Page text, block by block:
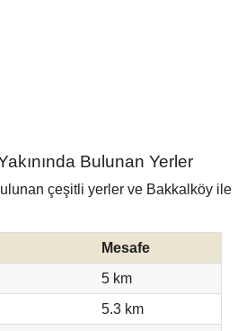
Bulunan Yerler
çeşitli yerler ve Bakkalköy ile
Mesafe
5 km
5.3 km